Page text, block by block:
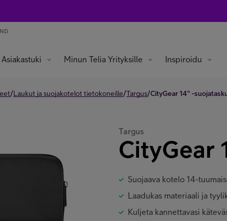
Asiakastuki Minun Telia Yrityksille Inspiroidu
/Laukut ja suojakotelot tietokoneille/Targus/CityGear 14" -
Targus
CityGear
Suojaava kotelo 14-
Laadukas materiaali ja
Kuljeta kannettavasi